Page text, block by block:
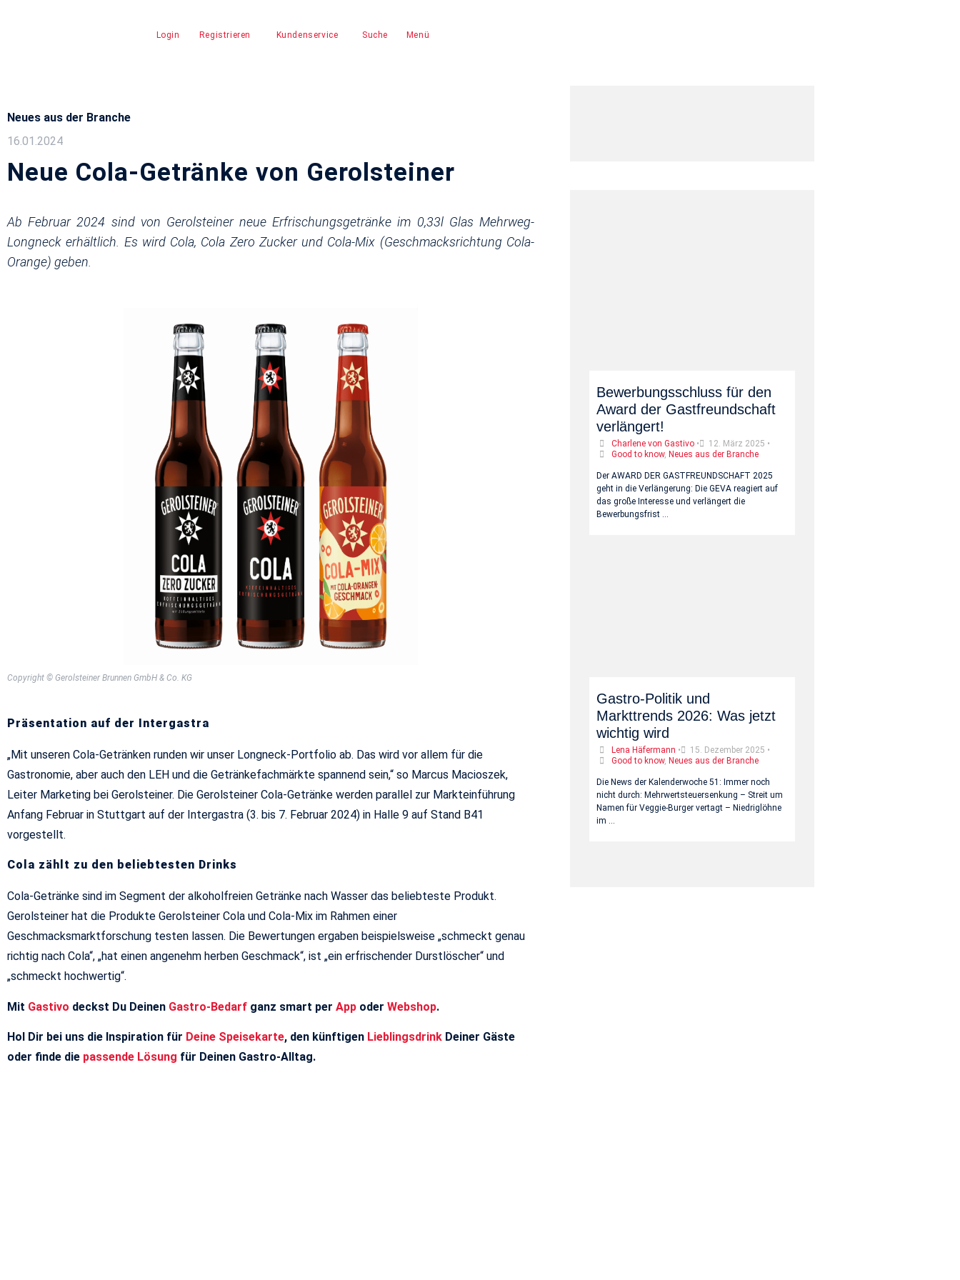
Login Registrieren Kundenservice Suche Menü
Neues aus der Branche
16.01.2024
Neue Cola-Getränke von Gerolsteiner
Ab Februar 2024 sind von Gerolsteiner neue Erfrischungsgetränke im 0,33l Glas Mehrweg-
Longneck erhältlich. Es wird Cola, Cola Zero Zucker und Cola-Mix (Geschmacksrichtung Cola-
Orange) geben.
Copyright © Gerolsteiner Brunnen GmbH & Co. KG
Präsentation auf der Intergastra
„Mit unseren Cola-Getränken runden wir unser Longneck-Portfolio ab. Das wird vor allem für die
Gastronomie, aber auch den LEH und die Getränkefachmärkte spannend sein,“ so Marcus Macioszek,
Leiter Marketing bei Gerolsteiner. Die Gerolsteiner Cola-Getränke werden parallel zur Markteinführung
Anfang Februar in Stuttgart auf der Intergastra (3. bis 7. Februar 2024) in Halle 9 auf Stand B41
vorgestellt.
Cola zählt zu den beliebtesten Drinks
Cola-Getränke sind im Segment der alkoholfreien Getränke nach Wasser das beliebteste Produkt.
Gerolsteiner hat die Produkte Gerolsteiner Cola und Cola-Mix im Rahmen einer
Geschmacksmarktforschung testen lassen. Die Bewertungen ergaben beispielsweise „schmeckt genau
richtig nach Cola“, „hat einen angenehm herben Geschmack“, ist „ein erfrischender Durstlöscher“ und
„schmeckt hochwertig“.
Mit Gastivo deckst Du Deinen Gastro-Bedarf ganz smart per App oder Webshop.
Hol Dir bei uns die Inspiration für Deine Speisekarte, den künftigen Lieblingsdrink Deiner Gäste
oder finde die passende Lösung für Deinen Gastro-Alltag.
Bewerbungsschluss für den
Award der Gastfreundschaft
verlängert!
Charlene von Gastivo • 12. März 2025 •
Good to know, Neues aus der Branche
Der AWARD DER GASTFREUNDSCHAFT 2025
geht in die Verlängerung: Die GEVA reagiert auf
das große Interesse und verlängert die
Bewerbungsfrist …
Gastro-Politik und
Markttrends 2026: Was jetzt
wichtig wird
Lena Häfermann • 15. Dezember 2025 •
Good to know, Neues aus der Branche
Die News der Kalenderwoche 51: Immer noch
nicht durch: Mehrwertsteuersenkung – Streit um
Namen für Veggie-Burger vertagt – Niedriglöhne
im …